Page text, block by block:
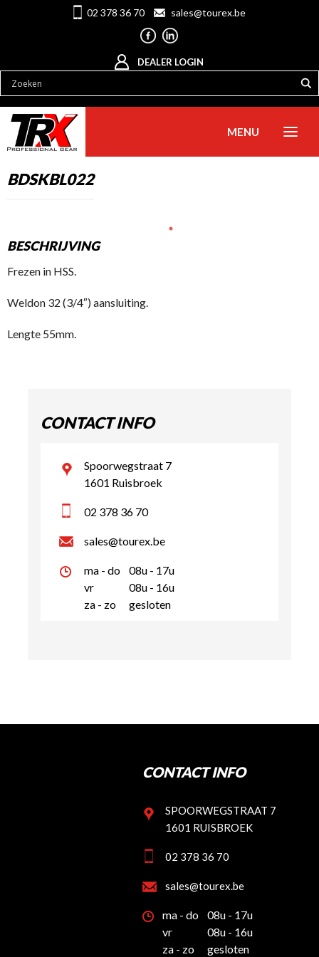
02 378 36 70 sales@tourex.be
DEALER LOGIN
MENU
BDSKBL022
BESCHRIJVING
Frezen in HSS.
Weldon 32 (3/4″) aansluiting.
Lengte 55mm.
CONTACT INFO
Spoorwegstraat 7
1601 Ruisbroek
02 378 36 70
sales@tourex.be
ma - do
08u - 17u
vr
08u - 16u
za - zo
gesloten
CONTACT INFO
SPOORWEGSTRAAT 7
1601 RUISBROEK
02 378 36 70
sales@tourex.be
ma - do
08u - 17u
vr
08u - 16u
za - zo
gesloten